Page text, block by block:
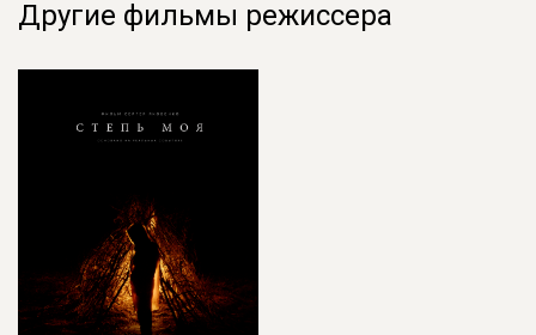
Другие фильмы режиссера